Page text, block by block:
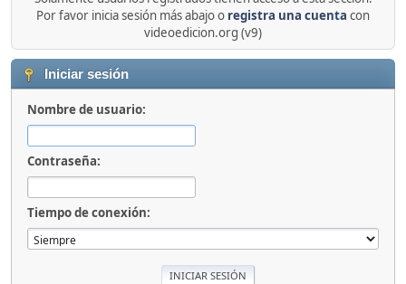
Por favor inicia sesión más abajo o registra una cuenta con
videoedicion.org (v9)
Iniciar sesión
Nombre de usuario:
Contraseña:
Tiempo de conexión: